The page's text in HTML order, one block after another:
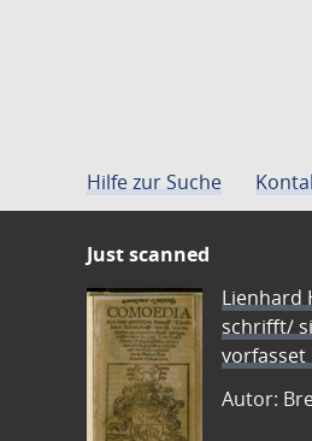
Hilfe zur Suche
Just scanned
Lienhard
schrifft/
Autor: